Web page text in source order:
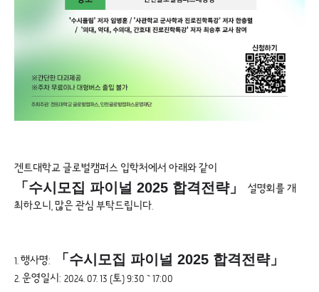
겐트대학교 글로벌캠퍼스 입학처에서 아래와 같이
「수시모집 파이널 2025 합격전략」 설명회를 개
최하오니, 많은 관심 부탁드립니다.
1. 행사명: 「수시모집 파이널 2025 합격전략」
2. 운영일시: 2024. 07. 13 (토) 9:30 ~ 17:00